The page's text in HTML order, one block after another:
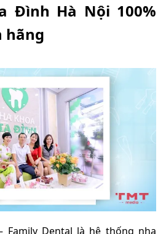
Đình Hà Nội 100%
hãng
Family Dental là hệ thống nha